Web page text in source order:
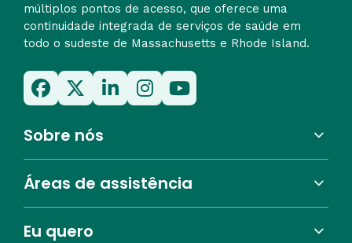
múltiplos pontos de acesso, que oferece uma
continuidade integrada de serviços de saúde em
todo o sudeste de Massachusetts e Rhode Island.
Sobre nós
Áreas de assistência
Eu quero